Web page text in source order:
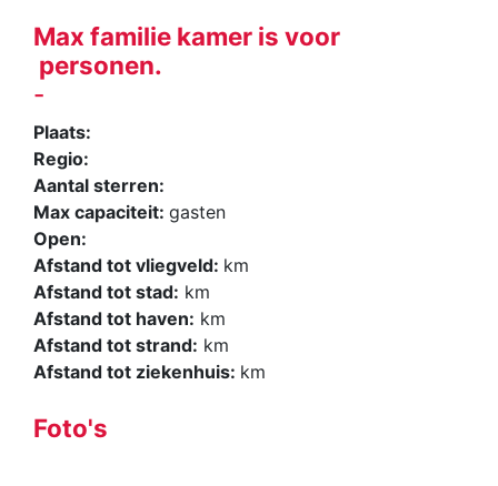
Max familie kamer is voor
personen.
-
Plaats:
Regio:
Aantal sterren:
Max capaciteit: gasten
Open:
Afstand tot vliegveld: km
Afstand tot stad: km
Afstand tot haven: km
Afstand tot strand: km
Afstand tot ziekenhuis: km
Foto's